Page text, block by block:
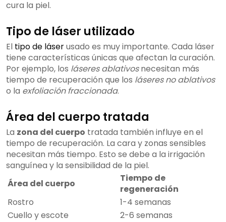
cura la piel.
Tipo de láser utilizado
El tipo de láserusado es muy importante. Cada láser
tiene características únicas que afectan la curación.
Por ejemplo, los láseres ablativosnecesitan más
tiempo de recuperación que los láseres no ablativos
o la exfoliación fraccionada.
Área del cuerpo tratada
La zona del cuerpo tratada también influye en el
tiempo de recuperación. La cara y zonas sensibles
necesitan más tiempo. Esto se debe a la irrigación
sanguínea y la sensibilidad de la piel.
Área del cuerpo
Tiempo de
regeneración
Rostro
1-4 semanas
Cuello y escote
2-6 semanas